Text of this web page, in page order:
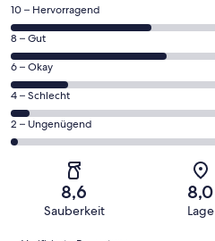
367
von
insgesamt
1000
Gästebewertungen
haben
eine
Bewertung
Hervorragend
10 – Hervorragend
412
von
insgesamt
1000
Gästebewertungen
haben
eine
Bewertung
8 – Gut
149
von
insgesamt
1000
Gästebewertungen
Bewertung
6 – Okay
53
von
insgesamt
Gästebewertungen
4 – Schlecht
19
von
insgesamt
Gästebewertungen
haben
2 – Ungenügend
8,6
Sauberkeit
8,0
Lage